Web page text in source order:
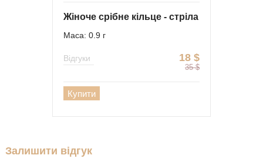
Жіноче срібне кільце - стріла
Маса: 0.9 г
18 $
35 $
Відгуки
Купити
Залишити відгук